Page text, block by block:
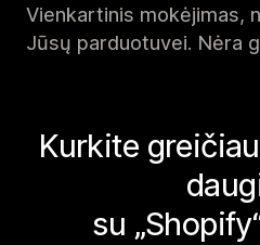
Vienkartinis mokėjimas,
Jūsų parduotuvei. Nėra
Kurkite
su